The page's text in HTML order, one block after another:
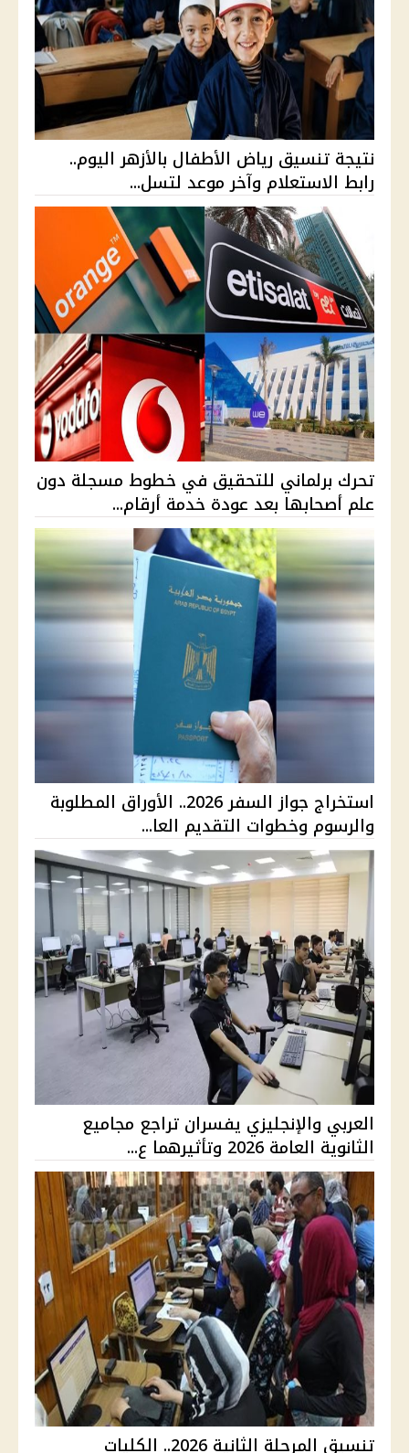
نتيجة تنسيق رياض الأطفال بالأزهر اليوم..
رابط الاستعلام وآخر موعد لتسل...
تحرك برلماني للتحقيق في خطوط مسجلة دون
علم أصحابها بعد عودة خدمة أرقام...
استخراج جواز السفر 2026.. الأوراق المطلوبة
والرسوم وخطوات التقديم العا...
العربي والإنجليزي يفسران تراجع مجاميع
الثانوية العامة 2026 وتأثيرهما ع...
تنسيق المرحلة الثانية 2026.. الكليات